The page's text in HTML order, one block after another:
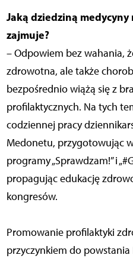
Jaką dziedziną
zajmuje?
– Odpowiem bez wahania,
zdrowotna, ale także
bezpośrednio wiążą się z
profilaktycznych. Na tych
codziennej pracy
Medonetu, przygotowując
programy „Sprawdzam!” i
propagując edukację
kongresów.
Promowanie profilaktyki
przyczynkiem do